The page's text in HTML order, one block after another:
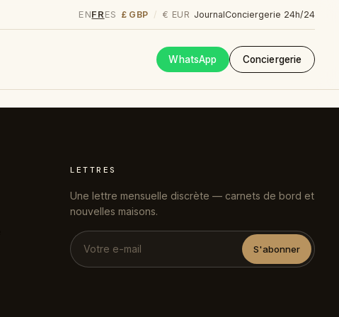
ENFRES £ GBP / € EUR JournalConciergerie 24h/24
WhatsApp Conciergerie
LETTRES
Une lettre mensuelle discrète — carnets de bord et
nouvelles maisons.
S'abonner